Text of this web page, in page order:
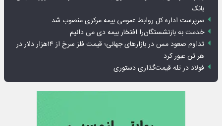
بانک
سرپرست اداره کل روابط عمومی بیمه مرکزی منصوب شد
خدمت به بازنشستگان‌را افتخار بیمه دی می دانیم
تداوم صعود مس در بازارهای جهانی؛ قیمت فلز سرخ از ۱۴هزار دلار در
هر تن عبور کرد
فولاد در تله قیمت‌گذاری دستوری